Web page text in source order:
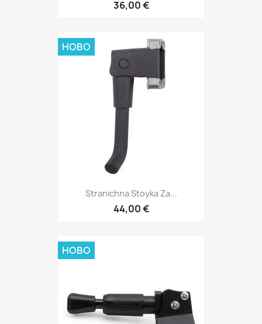
36,00 €
Stranichna Stoyka Za...
44,00 €
НОВО
НОВО